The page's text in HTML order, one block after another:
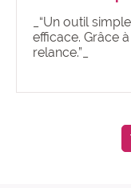
_“Un outil
efficace. Grâce
relance.”_